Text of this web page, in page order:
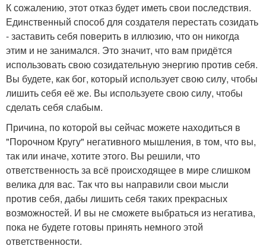
К сожалению, этот отказ будет иметь свои последствия.
Единственный способ для создателя перестать созидать
- заставить себя поверить в иллюзию, что он никогда
этим и не занимался. Это значит, что вам придётся
использовать свою созидательную энергию против себя.
Вы будете, как бог, который использует свою силу, чтобы
лишить себя её же. Вы используете свою силу, чтобы
сделать себя слабым.
Причина, по которой вы сейчас можете находиться в
"Порочном Кругу" негативного мышления, в том, что вы,
так или иначе, хотите этого. Вы решили, что
ответственность за всё происходящее в мире слишком
велика для вас. Так что вы направили свои мысли
против себя, дабы лишить себя таких прекрасных
возможностей. И вы не сможете выбраться из негатива,
пока не будете готовы принять немного этой
ответственности.